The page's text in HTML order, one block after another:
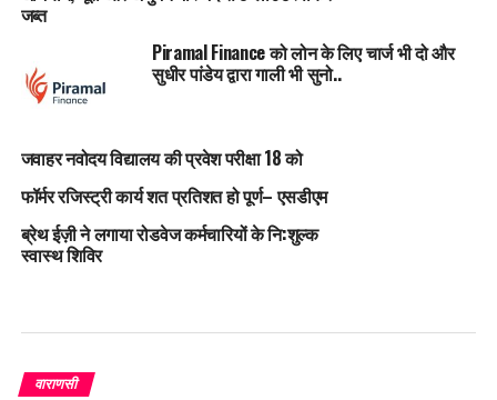
जब्त
Piramal Finance को लोन के लिए चार्ज भी दो और
सुधीर पांडेय द्वारा गाली भी सुनो..
जवाहर नवोदय विद्यालय की प्रवेश परीक्षा 18 को
फॉर्मर रजिस्ट्री कार्य शत प्रतिशत हो पूर्ण– एसडीएम
ब्रेथ ईज़ी ने लगाया रोडवेज कर्मचारियों के नि:शुल्क
स्वास्थ शिविर
वाराणसी